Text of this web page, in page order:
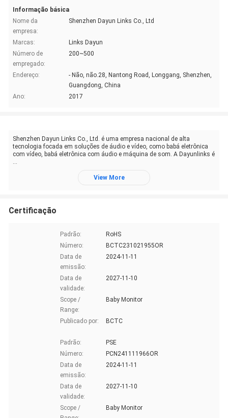
Informação básica
Nome da
empresa:
Shenzhen Dayun Links Co., Ltd
Marcas:
Links Dayun
Número de
empregado:
200~500
Endereço:
- Não, não.28, Nantong Road, Longgang, Shenzhen,
Guangdong, China
Ano:
2017
Shenzhen Dayun Links Co., Ltd. é uma empresa nacional de alta
tecnologia focada em soluções de áudio e vídeo, como babá eletrônica
com vídeo, babá eletrônica com áudio e máquina de som. A Dayunlinks é
...
View More
Certificação
Padrão:
RoHS
Número:
BCTC231021955OR
Data de
emissão:
2024-11-11
Data de
validade:
2027-11-10
Scope /
Range:
Baby Monitor
Publicado por: BCTC
Padrão:
PSE
Número:
PCN241111966OR
Data de
emissão:
2024-11-11
Data de
validade:
2027-11-10
Scope /
Baby Monitor